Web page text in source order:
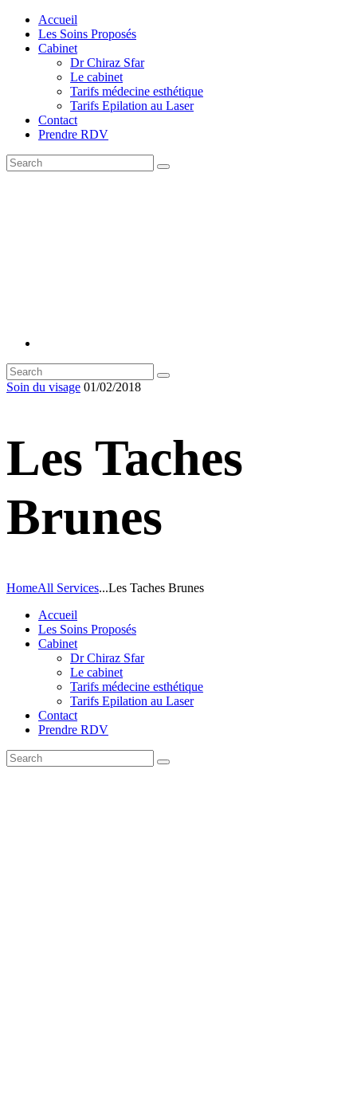
Accueil
Les Soins Proposés
Cabinet
Dr Chiraz Sfar
Le cabinet
Tarifs médecine esthétique
Tarifs Epilation au Laser
Contact
Prendre RDV
Soin du visage 01/02/2018
Les Taches
Brunes
HomeAll Services...Les Taches Brunes
Accueil
Les Soins Proposés
Cabinet
Dr Chiraz Sfar
Le cabinet
Tarifs médecine esthétique
Tarifs Epilation au Laser
Contact
Prendre RDV